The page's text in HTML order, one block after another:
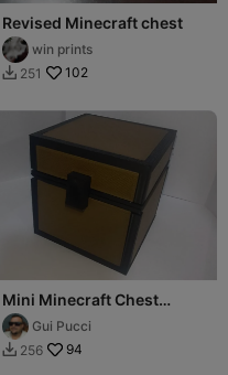
Revised Minecraft chest
win prints
 251 102
Mini Minecraft Chest
(7.5cm) – Remix NO AMS
Gui Pucci
 256 94